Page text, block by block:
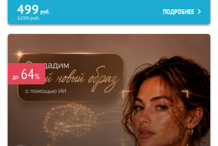
499 руб.
1290руб.
ПОДРОБНЕЕ
до 64%